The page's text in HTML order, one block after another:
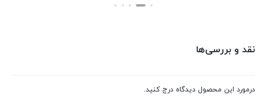
نقد و بررسی‌ها
درمورد این محصول دیدگاه درج کنید.